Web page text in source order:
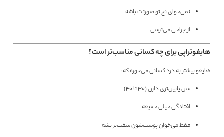
نمی‌خوای نخ تو صورتت باشه
از جراحی می‌ترسی
هایفوتراپی برای چه کسانی مناسب‌تر است؟
هایفو بیشتر به درد کسانی می‌خوره که:
سن پایین‌تری دارن (۳۰ تا ۴۰)
افتادگی خیلی خفیفه
فقط می‌خوان پوست‌شون سفت‌تر بشه